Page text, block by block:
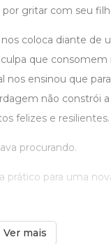
gritar com seu
coloca diante de
que consomem
nos ensinou que
não constrói
felizes e resilientes.
procurando.
prático para uma
Ver mais